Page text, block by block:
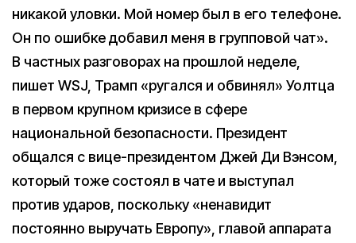
никакой уловки. Мой номер был в его телефоне.
Он по ошибке добавил меня в групповой чат».
В частных разговорах на прошлой неделе,
пишет WSJ, Трамп «ругался и обвинял» Уолтца
в первом крупном кризисе в сфере
национальной безопасности. Президент
общался с вице-президентом Джей Ди Вэнсом,
который тоже состоял в чате и выступал
против ударов, поскольку «ненавидит
постоянно выручать Европу», главой аппарата